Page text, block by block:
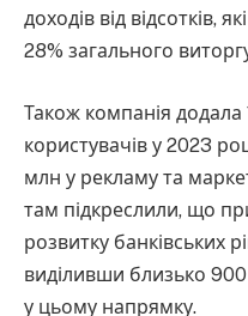
доходів від відсотків,
28% загального
Також компанія додала
користувачів у 2023
млн у рекламу та
там підкреслили, що
розвитку банківських
виділивши близько 900
у цьому напрямку.